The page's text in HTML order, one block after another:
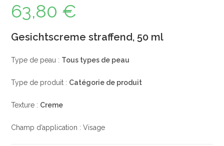
63,80 €
Gesichtscreme straffend, 50 ml
Type de peau : Tous types de peau
Type de produit : Catégorie de produit
Texture : Creme
Champ d’application : Visage